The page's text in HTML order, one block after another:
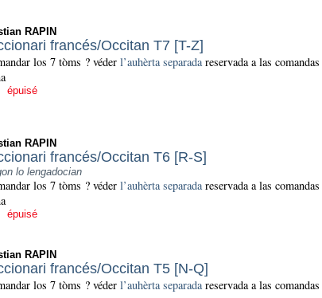
RAPIN
francés/Occitan T7 [T-Z]
los 7 tòms ? véder l’auhèrta separadareservada a las comandas
épuisé
RAPIN
francés/Occitan T6 [R-S]
lo lengadocian
los 7 tòms ? véder l’auhèrta separadareservada a las comandas
épuisé
RAPIN
francés/Occitan T5 [N-Q]
los 7 tòms ? véder l’auhèrta separadareservada a las comandas